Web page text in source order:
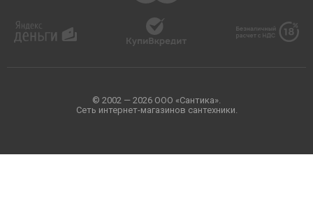
© 2002 — 2026 ООО «Сантика».
Сеть интернет-магазинов сантехники.